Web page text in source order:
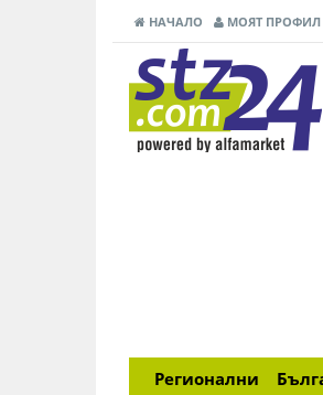
НАЧАЛО МОЯТ ПРОФИЛ
Регионални